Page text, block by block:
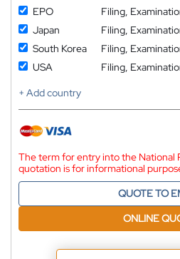
EPO
Filing,
Japan
Filing,
South Korea
Filing,
USA
Filing,
+ Add country
The term for entry into the National
quotation is for informational
QUOTE TO
ONLINE